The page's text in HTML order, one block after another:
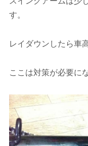
す。
レイダウンしたら車
ここは対策が必要に